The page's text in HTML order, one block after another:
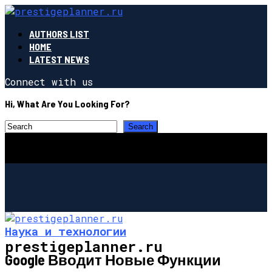
AUTHORS LIST
HOME
LATEST NEWS
Connect with us
Hi, What Are You Looking For?
prestigeplanner.ru
Наука и технологии
Google Вводит Новые Функции